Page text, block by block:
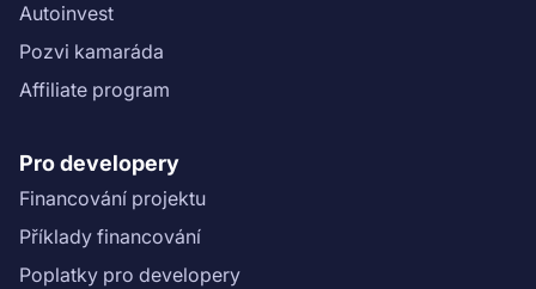
Autoinvest
Pozvi kamaráda
Affiliate program
Pro developery
Financování projektu
Příklady financování
Poplatky pro developery